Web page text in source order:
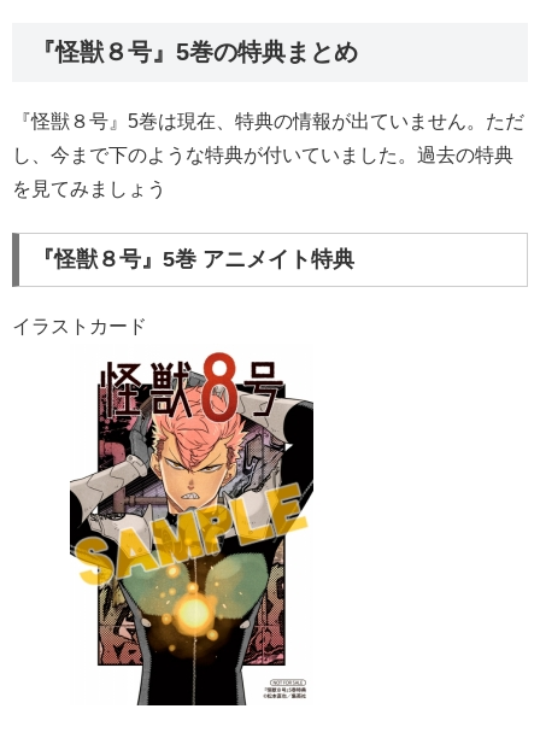
『怪獣８号』5巻の特典まとめ
『怪獣８号』5巻は現在、特典の情報が出ていません。ただ
し、今まで下のような特典が付いていました。過去の特典
を見てみましょう
『怪獣８号』5巻 アニメイト特典
イラストカード